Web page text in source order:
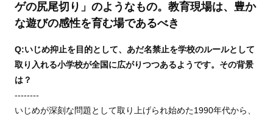
ゲの尻尾切り」のようなもの。教育現場は、豊か
な遊びの感性を育む場であるべき
Q:いじめ抑止を目的として、あだ名禁止を学校のルールとして
取り入れる小学校が全国に広がりつつあるようです。その背景
は？
--------
いじめが深刻な問題として取り上げられ始めた1990年代から、